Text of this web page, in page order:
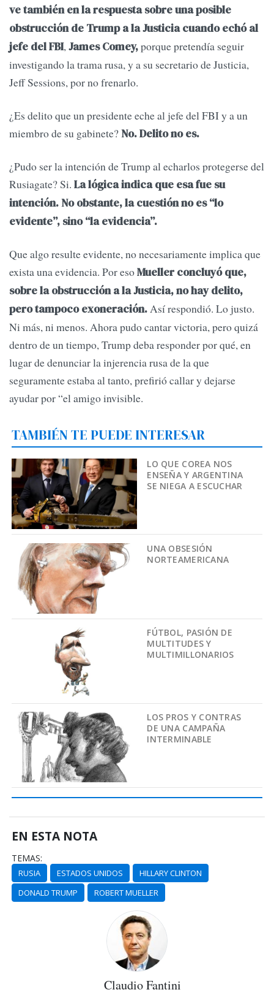
ve también en la respuesta sobre una posible
obstrucción de Trump a la Justicia cuando echó al
jefe del FBI,James Comey,porque pretendía seguir
investigando la trama rusa, y a su secretario de Justicia,
Jeff Sessions, por no frenarlo.
¿Es delito que un presidente eche al jefe del FBI y a un
miembro de su gabinete?No. Delito no es.
¿Pudo ser la intención de Trump al echarlos protegerse del
Rusiagate? Si. La lógica indica que esa fue su
intención. No obstante, la cuestión no es “lo
evidente”, sino “la evidencia”.
Que algo resulte evidente, no necesariamente implica que
exista una evidencia. Por esoMueller concluyó que,
sobre la obstrucción a la Justicia, no hay delito,
pero tampoco exoneración.Así respondió. Lo justo.
Ni más, ni menos. Ahora pudo cantar victoria, pero quizá
dentro de un tiempo, Trump deba responder por qué, en
lugar de denunciar la injerencia rusa de la que
seguramente estaba al tanto, prefirió callar y dejarse
ayudar por “el amigo invisible.
TAMBIÉN TE PUEDE INTERESAR
LO QUE COREA NOS
ENSEÑA Y ARGENTINA
SE NIEGA A ESCUCHAR
UNA OBSESIÓN
NORTEAMERICANA
FÚTBOL, PASIÓN DE
MULTITUDES Y
MULTIMILLONARIOS
LOS PROS Y CONTRAS
DE UNA CAMPAÑA
INTERMINABLE
EN ESTA NOTA
TEMAS:
RUSIA ESTADOS UNIDOS
HILLARY CLINTON
DONALD TRUMP
ROBERT MUELLER
Claudio Fantini